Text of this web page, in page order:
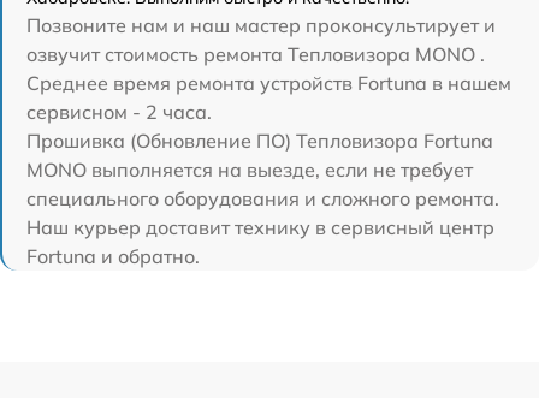
Позвоните нам и наш мастер проконсультирует и
озвучит стоимость ремонта Тепловизора MONO .
Среднее время ремонта устройств Fortuna в нашем
сервисном - 2 часа.
Прошивка (Обновление ПО) Тепловизора Fortuna
MONO выполняется на выезде, если не требует
специального оборудования и сложного ремонта.
Наш курьер доставит технику в сервисный центр
Fortuna и обратно.